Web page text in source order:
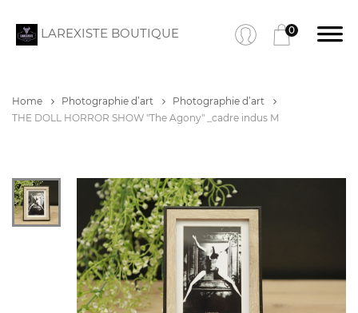
LAREXISTE BOUTIQUE 0
Home Photographie d’art
Photographie d’art
THE DOLL HORROR SHOW "The Agony" _cadre indus M